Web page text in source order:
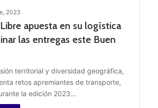
2023
apuesta en su logística
las entregas este Buen
territorial y diversidad geográfica,
retos apremiantes de transporte,
la edición 2023…